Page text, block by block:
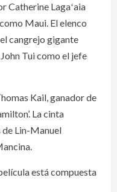
Catherine Lagaʻaia
Maui. El elenco
cangrejo gigante
Tui como el jefe
Kail, ganador de
La cinta
de Lin-Manuel
está compuesta